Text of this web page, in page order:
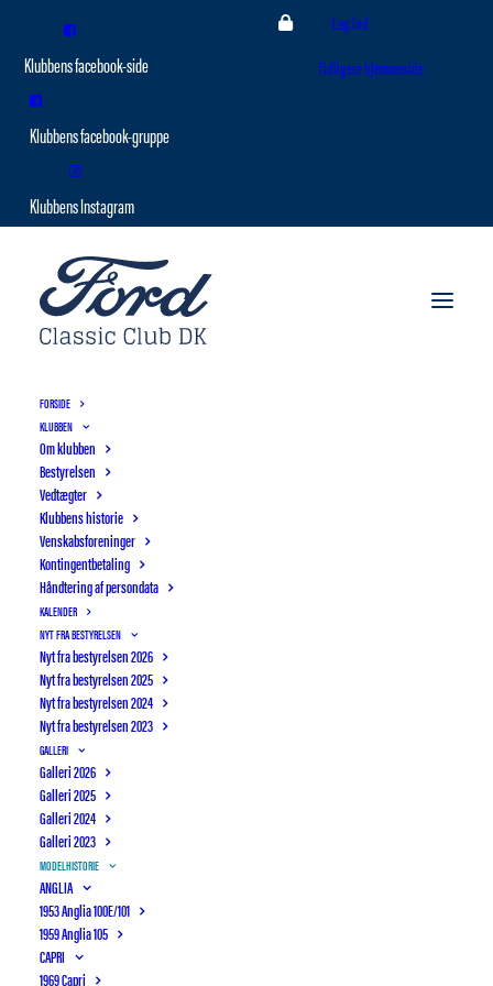
Log ind
Tidligere hjemmeside
FORSIDE
KLUBBEN
Om klubben
Bestyrelsen
Vedtægter
Klubbens historie
Venskabsforeninger
Kontingentbetaling
Håndtering af persondata
KALENDER
NYT FRA BESTYRELSEN
Nyt fra bestyrelsen 2026
Nyt fra bestyrelsen 2025
Nyt fra bestyrelsen 2024
Nyt fra bestyrelsen 2023
GALLERI
Galleri 2026
Galleri 2025
Galleri 2024
Galleri 2023
MODELHISTORIE
ANGLIA
1953 Anglia 100E/101
1959 Anglia 105
CAPRI
1969 Capri
OTTERUP BILSYN